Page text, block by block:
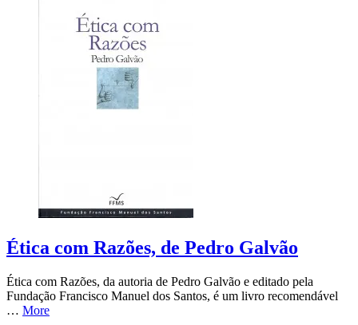
Ética com Razões, de Pedro Galvão
Ética com Razões, da autoria de Pedro Galvão e editado pela
Fundação Francisco Manuel dos Santos, é um livro recomendável
… More